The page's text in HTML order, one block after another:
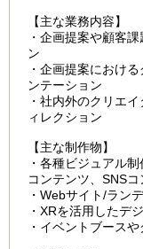
【主な業務内容】
・企画提案や顧客
ン
・企画提案におけ
ンテーション
・社内外のクリエ
ィレクション
【主な制作物】
・各種ビジュアル
コンテンツ、SNSコ
・Webサイト/ラン
・XRを活用したデ
・イベントブース